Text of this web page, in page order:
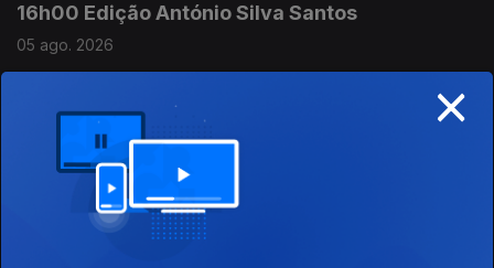
16h00 Edição António Silva Santos
05 ago. 2026
15h00 Edição Susana Lemos
05 ago. 2026
×